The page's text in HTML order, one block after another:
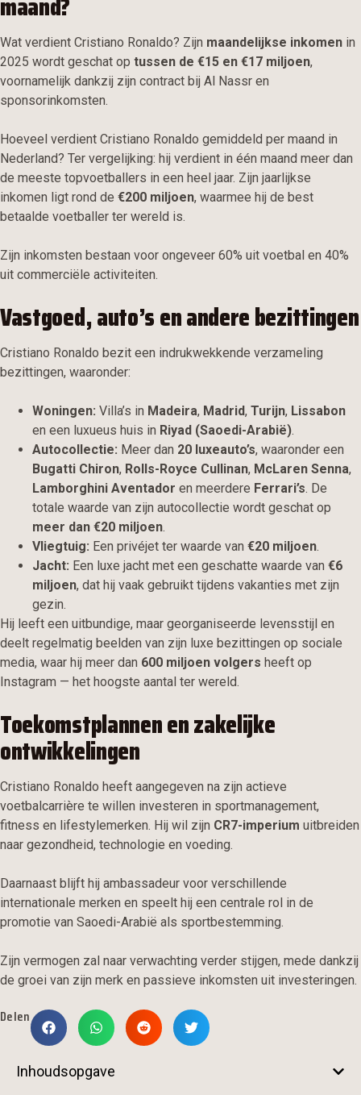
Wat verdient Cristiano Ronaldo? Zijn maandelijkse inkomen in
2025 wordt geschat op tussen de €15 en €17 miljoen,
voornamelijk dankzij zijn contract bij Al Nassr en
sponsorinkomsten.
Hoeveel verdient Cristiano Ronaldo gemiddeld per maand in
Nederland? Ter vergelijking: hij verdient in één maand meer dan
de meeste topvoetballers in een heel jaar. Zijn jaarlijkse
inkomen ligt rond de €200 miljoen, waarmee hij de best
betaalde voetballer ter wereld is.
Zijn inkomsten bestaan voor ongeveer 60% uit voetbal en 40%
uit commerciële activiteiten.
Vastgoed, auto’s en andere bezittingen
Cristiano Ronaldo bezit een indrukwekkende verzameling
bezittingen, waaronder:
Woningen: Villa’s in Madeira, Madrid, Turijn, Lissabon
en een luxueus huis in Riyad (Saoedi-Arabië).
Autocollectie: Meer dan 20 luxeauto’s, waaronder een
Bugatti Chiron, Rolls-Royce Cullinan, McLaren Senna,
Lamborghini Aventador en meerdere Ferrari’s. De
totale waarde van zijn autocollectie wordt geschat op
meer dan €20 miljoen.
Vliegtuig: Een privéjet ter waarde van €20 miljoen.
Jacht: Een luxe jacht met een geschatte waarde van €6
miljoen, dat hij vaak gebruikt tijdens vakanties met zijn
gezin.
Hij leeft een uitbundige, maar georganiseerde levensstijl en
deelt regelmatig beelden van zijn luxe bezittingen op sociale
media, waar hij meer dan 600 miljoen volgers heeft op
Instagram — het hoogste aantal ter wereld.
Toekomstplannen en zakelijke
ontwikkelingen
Cristiano Ronaldo heeft aangegeven na zijn actieve
voetbalcarrière te willen investeren in sportmanagement,
fitness en lifestylemerken. Hij wil zijn CR7-imperium uitbreiden
naar gezondheid, technologie en voeding.
Daarnaast blijft hij ambassadeur voor verschillende
internationale merken en speelt hij een centrale rol in de
promotie van Saoedi-Arabië als sportbestemming.
Zijn vermogen zal naar verwachting verder stijgen, mede dankzij
de groei van zijn merk en passieve inkomsten uit investeringen.
Delen
Inhoudsopgave